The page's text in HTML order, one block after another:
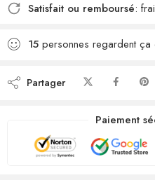
Satisfait ou remboursé:
15 personnes regardent ça
Partager
Paiement